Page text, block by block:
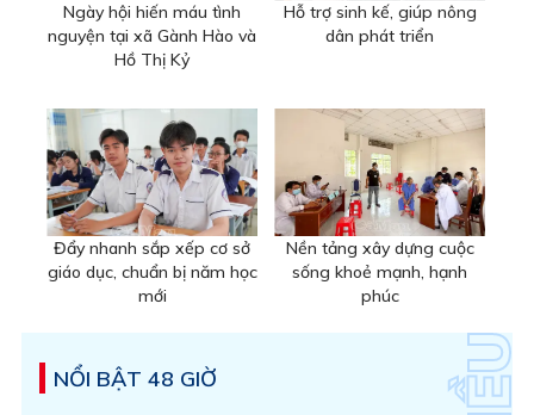
Ngày hội hiến máu tình
nguyện tại xã Gành Hào và
Hồ Thị Kỷ
Hỗ trợ sinh kế, giúp nông
dân phát triển
Đẩy nhanh sắp xếp cơ sở
giáo dục, chuẩn bị năm học
mới
Nền tảng xây dựng cuộc
sống khoẻ mạnh, hạnh
phúc
NỔI BẬT 48 GIỜ